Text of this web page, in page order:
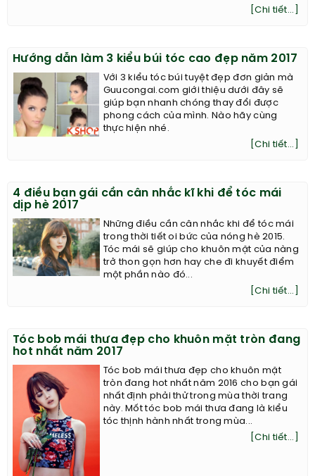
[Chi tiết...]
Hướng dẫn làm 3 kiểu búi tóc cao đẹp năm 2017
Với 3 kiểu tóc búi tuyệt đẹp đơn giản mà
Guucongai.com giới thiệu dưới đây sẽ
giúp bạn nhanh chóng thay đổi được
phong cách của mình. Nào hãy cùng
thực hiện nhé.
[Chi tiết...]
4 điều bạn gái cần cân nhắc kĩ khi để tóc mái
dịp hè 2017
Những điều cần cân nhắc khi để tóc mái
trong thời tiết oi bức của nóng hè 2015.
Tóc mái sẽ giúp cho khuôn mặt của nàng
trở thon gọn hơn hay che đi khuyết điểm
một phần nào đó...
[Chi tiết...]
Tóc bob mái thưa đẹp cho khuôn mặt tròn đang
hot nhất năm 2017
Tóc bob mái thưa đẹp cho khuôn mặt
tròn đang hot nhất năm 2016 cho bạn gái
nhất định phải thử trong mùa thời trang
này. Mốt tóc bob mái thưa đang là kiểu
tóc thịnh hành nhất trong mùa...
[Chi tiết...]